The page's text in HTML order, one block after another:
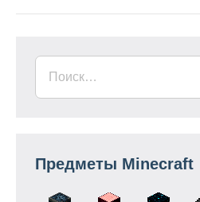
Предметы Minecraft